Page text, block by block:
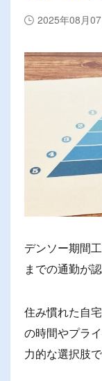
2025年08月
デンソー期間
までの通勤が
住み慣れた自
の時間やプラ
力的な選択肢で